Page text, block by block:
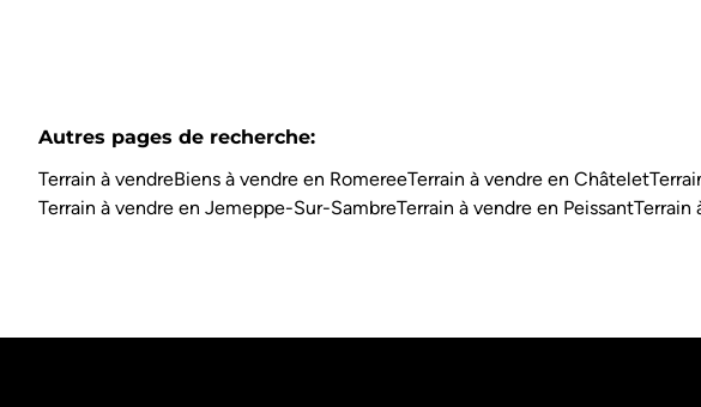
Autres pages de recherche:
Terrain à vendreBiens à vendre en RomereeTerrain à vendre en Châtelet
Terrain à vendre en Jemeppe-Sur-SambreTerrain à vendre en PeissantTerrain